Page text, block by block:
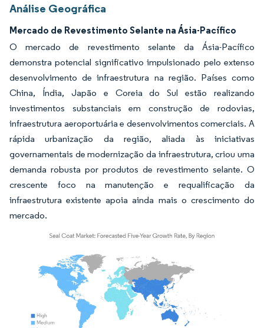
Análise Geográfica
Mercado de Revestimento Selante na Ásia-Pacífico
O mercado de revestimento selante da Ásia-Pacífico
demonstra potencial significativo impulsionado pelo extenso
desenvolvimento de infraestrutura na região. Países como
China, Índia, Japão e Coreia do Sul estão realizando
investimentos substanciais em construção de rodovias,
infraestrutura aeroportuária e desenvolvimentos comerciais. A
rápida urbanização da região, aliada às iniciativas
governamentais de modernização da infraestrutura, criou uma
demanda robusta por produtos de revestimento selante. O
crescente foco na manutenção e requalificação da
infraestrutura existente apoia ainda mais o crescimento do
mercado.